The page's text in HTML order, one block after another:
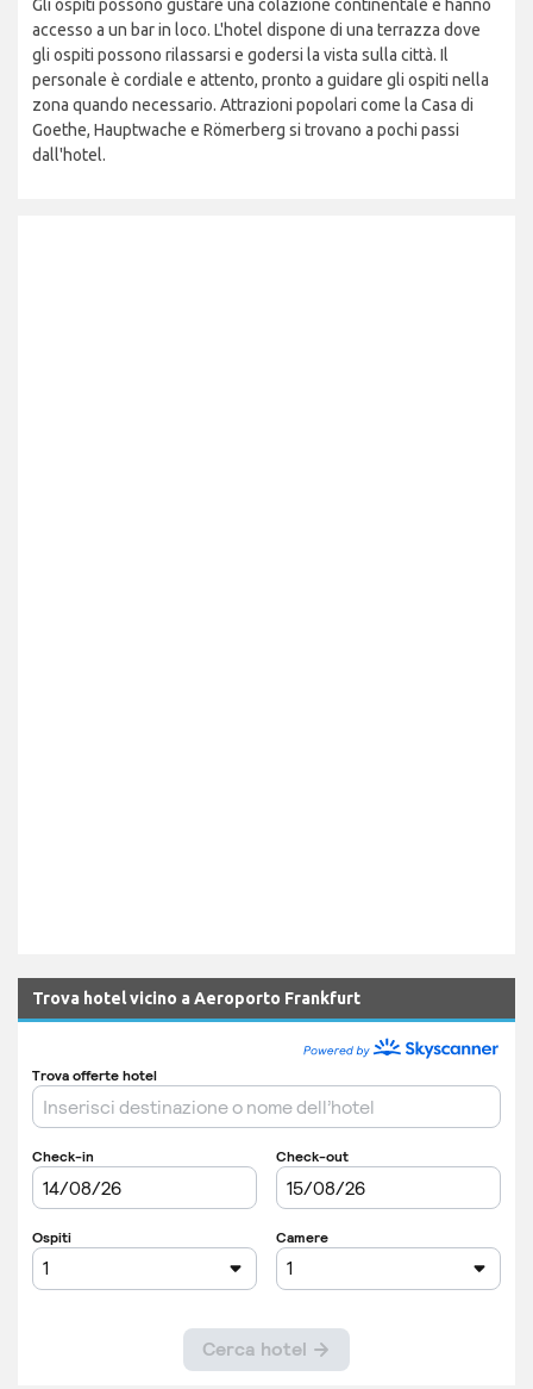
Gli ospiti possono gustare una colazione continentale e hanno
accesso a un bar in loco. L'hotel dispone di una terrazza dove
gli ospiti possono rilassarsi e godersi la vista sulla città. Il
personale è cordiale e attento, pronto a guidare gli ospiti nella
zona quando necessario. Attrazioni popolari come la Casa di
Goethe, Hauptwache e Römerberg si trovano a pochi passi
dall'hotel.
Trova hotel vicino a Aeroporto Frankfurt